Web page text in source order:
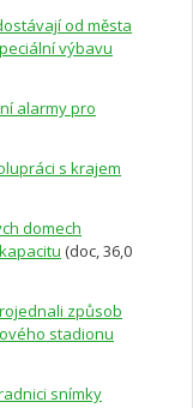
od města
výbavu
alarmy pro
s krajem
domech
(doc, 36,0
způsob
stadionu
snímky